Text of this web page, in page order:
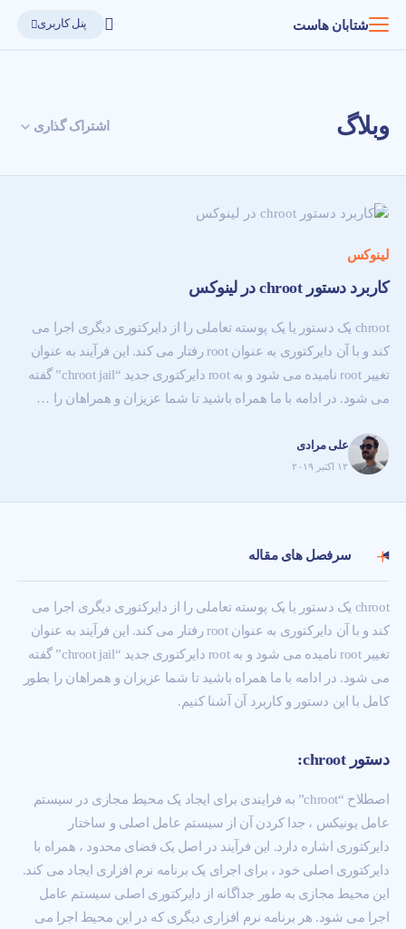
شتابان هاست پنل کاربری
وبلاگ اشتراک گذاری
لینوکس
کاربرد دستور chroot در لینوکس
chroot یک دستور یا یک پوسته تعاملی را از دایرکتوری دیگری اجرا می
کند و با آن دایرکتوری به عنوان root رفتار می کند. این فرآیند به عنوان
تغییر root نامیده می شود و به root دایرکتوری جدید “chroot jail” گفته
می شود. در ادامه با ما همراه باشید تا شما عزیزان و همراهان را …
علی مرادی
۱۲ اکتبر ۲۰۱۹
سرفصل های مقاله
chroot یک دستور یا یک پوسته تعاملی را از دایرکتوری دیگری اجرا می
کند و با آن دایرکتوری به عنوان root رفتار می کند. این فرآیند به عنوان
تغییر root نامیده می شود و به root دایرکتوری جدید “chroot jail” گفته
می شود. در ادامه با ما همراه باشید تا شما عزیزان و همراهان را بطور
کامل با این دستور و کاربرد آن آشنا کنیم.
دستور chroot:
اصطلاح “chroot” به فرایندی برای ایجاد یک محیط مجازی در سیستم
عامل یونیکس ، جدا کردن آن از سیستم عامل اصلی و ساختار
دایرکتوری اشاره دارد. این فرآیند در اصل یک فضای محدود ، همراه با
دایرکتوری اصلی خود ، برای اجرای یک برنامه نرم افزاری ایجاد می کند.
این محیط مجازی به طور جداگانه از دایرکتوری اصلی سیستم عامل
اجرا می شود. هر برنامه نرم افزاری دیگری که در این محیط اجرا می